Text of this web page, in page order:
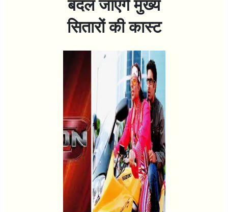
बदल जाएंगे मुख्य
सितारों की कास्ट